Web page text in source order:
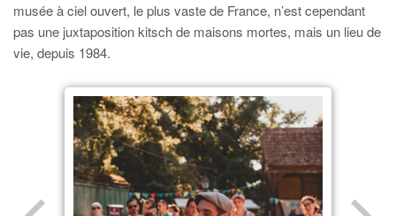
musée à ciel ouvert, le plus vaste de France, n’est cependant
pas une juxtaposition kitsch de maisons mortes, mais un lieu de
vie, depuis 1984.